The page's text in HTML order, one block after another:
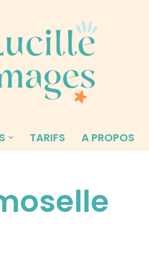
TARIFS A PROPOS